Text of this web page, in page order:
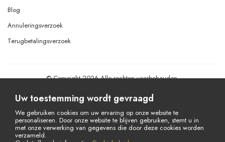
Blog
Annuleringsverzoek
Terugbetalingsverzoek
© Copyright 2026 Alle rechten voorbehouden.
Uw toestemming wordt gevraagd
We gebruiken cookies om uw ervaring op onze website te
personaliseren. Door onze website te blijven gebruiken, stemt u in
met onze verwerking van gegevens die door deze cookies worden
verzameld.